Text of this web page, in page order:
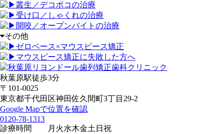
叢生／デコボコの治療
受け口／しゃくれの治療
開咬／オープンバイトの治療
その他
ゼロベース×マウスピース矯正
マウスピース矯正に失敗した方へ
秋葉原駅徒歩3分
〒101-0025
東京都千代田区神田佐久間町3丁目29-2
Google Mapで位置を確認
0120-78-1313
診療時間
月 火水木金土 日 祝